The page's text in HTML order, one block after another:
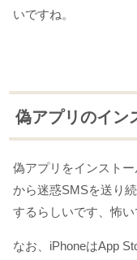
いですね。
偽アプリのイン
偽アプリをインスト
から迷惑SMSを送り
するらしいです、怖
なお、iPhoneはApp